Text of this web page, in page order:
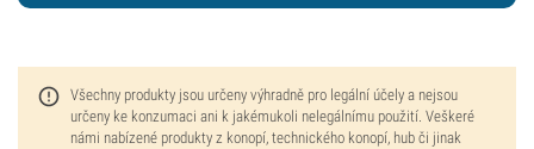
Všechny produkty jsou určeny výhradně pro legální účely a nejsou
určeny ke konzumaci ani k jakémukoli nelegálnímu použití. Veškeré
námi nabízené produkty z konopí, technického konopí, hub či jinak